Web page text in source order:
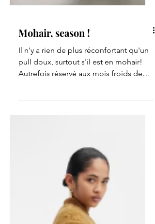
Il n'y a rien de plus réconfortant qu'un
pull doux, surtout s'il est en mohair!
Autrefois réservé aux mois froids de
l'hiver, le mohair a...